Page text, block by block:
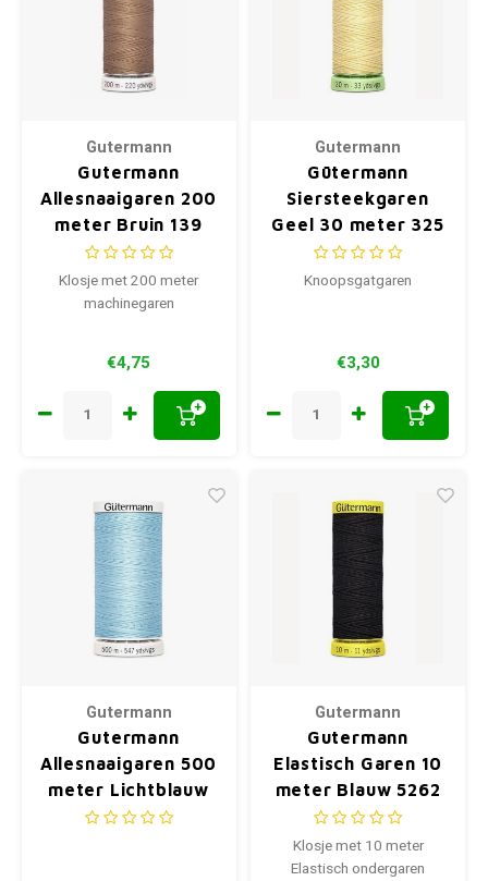
Gutermann
Gutermann
Allesnaaigaren 200
meter Bruin 139
Klosje met 200 meter
machinegaren
€4,75
+
Gutermann
Gütermann
Siersteekgaren
Geel 30 meter 325
Knoopsgatgaren
€3,30
+
Gutermann
Gutermann
Allesnaaigaren 500
meter Lichtblauw
195
Gutermann
Gutermann
Elastisch Garen 10
meter Blauw 5262
Klosje met 10 meter
Elastisch ondergaren